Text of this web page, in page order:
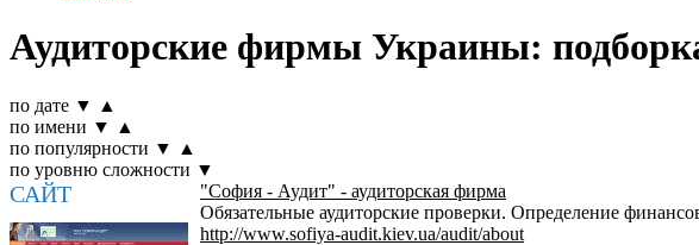
Аудиторские фирмы Украины:
по дате ▼
▲
по имени ▼
▲
по популярности ▼
▲
по уровню сложности ▼
САЙТ
"София - Аудит" - аудиторская фирма
Обязательные аудиторские проверки. Определение
http://www.sofiya-audit.kiev.ua/audit/about